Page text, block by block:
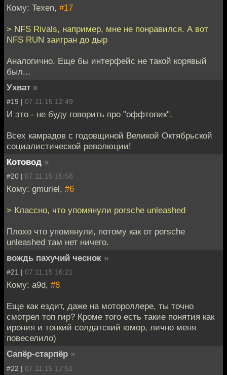
Кому: Texen, #17
> NFS Rivals, например, мне не понравился. А вот
NFS RUN заигран до дыр
Аналогично. Еще бы интерфейс не такой корявый
был...
Ухват »
#19 | 07.11.15 12:49
И это - не буду говорить про "оффтопик".
Всех камрадов с годовщиной Великой Октябрьской
социалистической революции!
Котовод »
#20 | 07.11.15 15:58
Кому: gmuriel, #6
> Классно, что упомянули porsche unleashed
Плохо что упомянули, потому как от porsche
unleashed там нет ничего.
вождь пахучий чеснок »
#21 | 07.11.15 16:21
Кому: a9d, #8
Еще как ездит, даже на мотороллере, ты точно
смотрел топ гир? Кроме того есть такие понятия как
ирония и тонкий солдатский юмор, лично меня
повеселило)
Сапёр-старпёр »
#22 | 07.11.15 17:51